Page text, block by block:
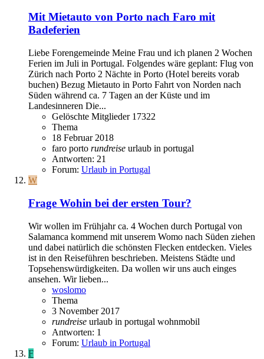
Mit Mietauto von Porto nach Faro mit
Badeferien
Liebe Forengemeinde Meine Frau und ich planen 2 Wochen
Ferien im Juli in Portugal. Folgendes wäre geplant: Flug von
Zürich nach Porto 2 Nächte in Porto (Hotel bereits vorab
buchen) Bezug Mietauto in Porto Fahrt von Norden nach
Süden während ca. 7 Tagen an der Küste und im
Landesinneren Die...
Gelöschte Mitglieder 17322
Thema
18 Februar 2018
faro porto rundreise urlaub in portugal
Antworten: 21
Forum: Urlaub in Portugal
W
Frage Wohin bei der ersten Tour?
Wir wollen im Frühjahr ca. 4 Wochen durch Portugal von
Salamanca kommend mit unserem Womo nach Süden ziehen
und dabei natürlich die schönsten Flecken entdecken. Vieles
ist in den Reiseführen beschrieben. Meistens Städte und
Topsehenswürdigkeiten. Da wollen wir uns auch einges
ansehen. Wir lieben...
woslomo
Thema
3 November 2017
rundreise urlaub in portugal wohnmobil
Antworten: 1
Forum: Urlaub in Portugal
F